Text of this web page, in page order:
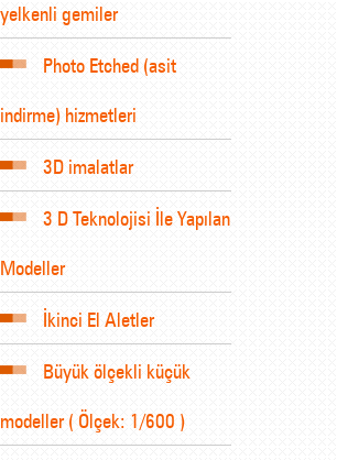
yelkenli gemiler
Photo Etched (asit
indirme) hizmetleri
3D imalatlar
3 D Teknolojisi İle Yapılan
Modeller
İkinci El Aletler
Büyük ölçekli küçük
modeller ( Ölçek: 1/600 )